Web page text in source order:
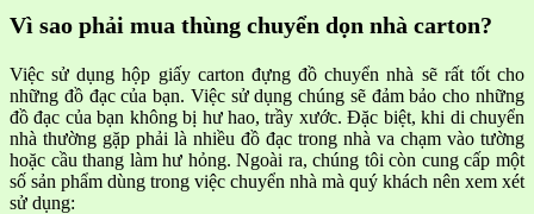
Vì sao phải mua thùng chuyển dọn nhà carton?
Việc sử dụng hộp giấy carton đựng đồ chuyển nhà sẽ rất tốt cho
những đồ đạc của bạn. Việc sử dụng chúng sẽ đảm bảo cho những
đồ đạc của bạn không bị hư hao, trầy xước. Đặc biệt, khi di chuyển
nhà thường gặp phải là nhiều đồ đạc trong nhà va chạm vào tường
hoặc cầu thang làm hư hỏng. Ngoài ra, chúng tôi còn cung cấp một
số sản phẩm dùng trong việc chuyển nhà mà quý khách nên xem xét
sử dụng: